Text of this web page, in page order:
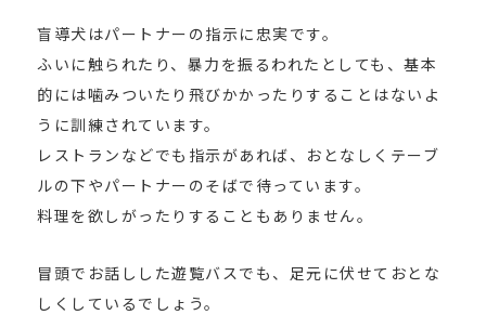
盲導犬はパートナーの指示に忠実です。
ふいに触られたり、暴力を振るわれたとしても、基本
的には噛みついたり飛びかかったりすることはないよ
うに訓練されています。
レストランなどでも指示があれば、おとなしくテーブ
ルの下やパートナーのそばで待っています。
料理を欲しがったりすることもありません。
冒頭でお話しした遊覧バスでも、足元に伏せておとな
しくしているでしょう。